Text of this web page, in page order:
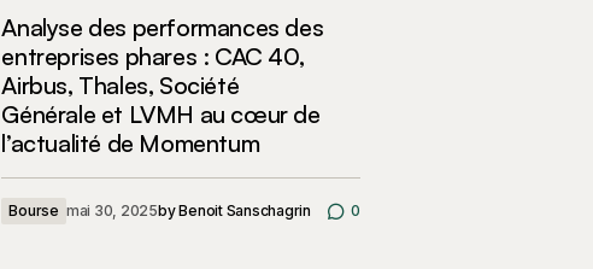
Analyse des performances des
entreprises phares : CAC 40,
Airbus, Thales, Société
Générale et LVMH au cœur de
l’actualité de Momentum
Bourse mai 30, 2025byBenoit Sanschagrin 0